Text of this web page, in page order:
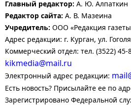
Главный редактор: А. Ю. Алпаткин
Редактор сайта: А. В. Мазеина
Учредитель: ООО «Редакция
Адрес редакции: г. Курган, ул.
Коммерческий отдел: тел. (3522) 45-
kikmedia@mail.ru
Электронный адрес редакции:
Есть новость? Присылайте ее по
Зарегистрировано Федеральной